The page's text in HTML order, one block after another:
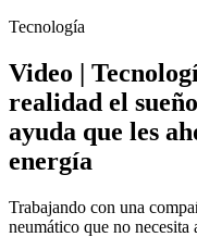
Tecnología
Video |
realidad el
ayuda que les
energía
Trabajando con una
neumático que no necesita